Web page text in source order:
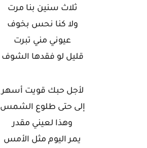
ثلاث سنين بنا مرت
ولا كنا نحس بخوف
عيوني مني تبرت
قليل لو فقدها الشوف
لأجل حبك قويت أسهر
إلى حتى طلوع الشمس
وهذا لعيني مقدر
يمر اليوم مثل الأمس